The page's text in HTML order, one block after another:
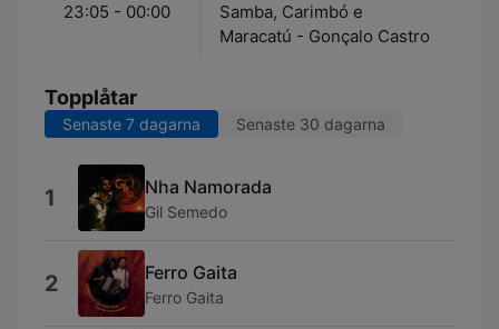
23:05 - 00:00
Samba, Carimbó e
Maracatú - Gonçalo Castro
Topplåtar
Senaste 7 dagarna Senaste 30 dagarna
1 Nha Namorada
Gil Semedo
2 Ferro Gaita
Ferro Gaita